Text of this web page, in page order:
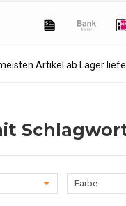
Artikel ab Lager
Farbe